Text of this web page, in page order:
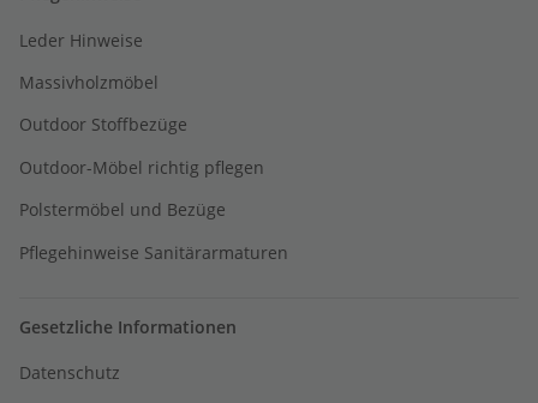
Leder Hinweise
Massivholzmöbel
Outdoor Stoffbezüge
Outdoor-Möbel richtig pflegen
Polstermöbel und Bezüge
Pflegehinweise Sanitärarmaturen
Gesetzliche Informationen
Datenschutz